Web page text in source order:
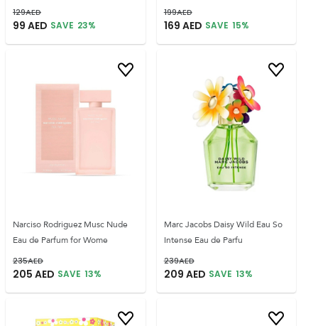
129AED
99 AED SAVE 23%
199AED
169 AED SAVE 15%
Narciso Rodriguez Musc Nude
Eau de Parfum for Wome
235AED
205 AED SAVE 13%
Marc Jacobs Daisy Wild Eau So
Intense Eau de Parfu
239AED
209 AED SAVE 13%